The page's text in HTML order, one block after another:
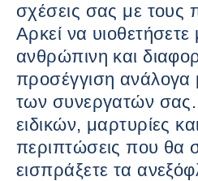
σχέσεις σας με τους
Αρκεί να υιοθετήσετε
ανθρώπινη και
προσέγγιση ανάλογα
των συνεργατών
ειδικών, μαρτυρίες
περιπτώσεις που θα
εισπράξετε τα